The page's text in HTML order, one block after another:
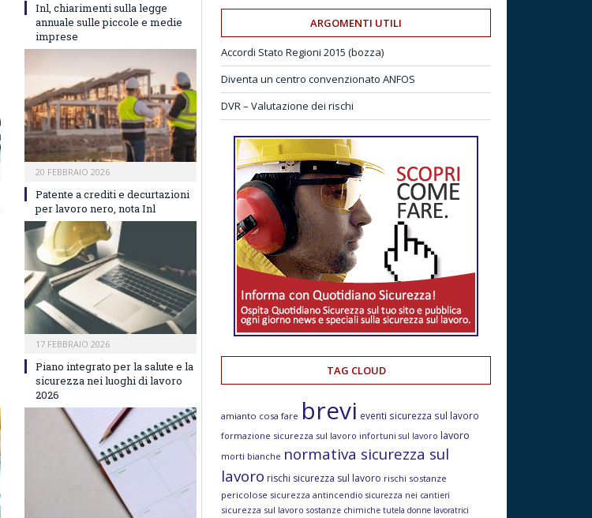
Inl, chiarimenti sulla legge
annuale sulle piccole e medie
imprese
20 FEBBRAIO 2026
Patente a crediti e decurtazioni
per lavoro nero, nota Inl
17 FEBBRAIO 2026
Piano integrato per la salute e la
sicurezza nei luoghi di lavoro
2026
ARGOMENTI UTILI
Accordi Stato Regioni 2015 (bozza)
Diventa un centro convenzionato ANFOS
DVR – Valutazione dei rischi
TAG CLOUD
amianto cosa fare brevi eventi sicurezza sul lavoro
formazione sicurezza sul lavoro infortuni sul lavoro lavoro
morti bianche normativa sicurezza sul
lavoro rischi sicurezza sul lavoro rischi sostanze
pericolose sicurezza antincendio sicurezza nei cantieri
sicurezza sul lavoro sostanze chimiche tutela donne lavoratrici